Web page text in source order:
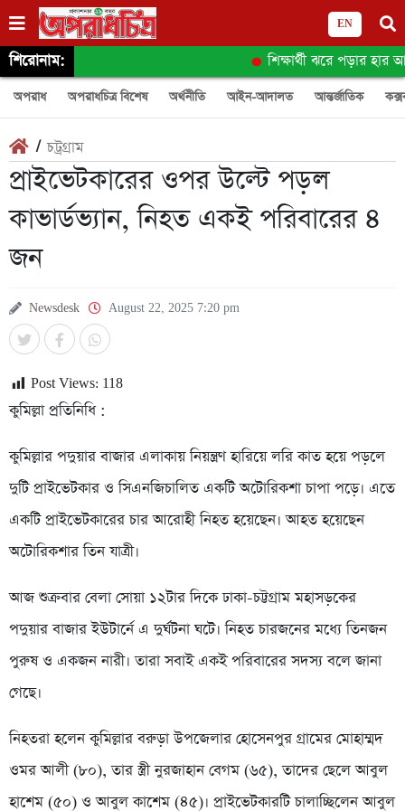
EN
শিরোনাম: শিক্ষার্থী ঝরে পড়ার হার
অপরাধ অপরাধচিত্র বিশেষ অর্থনীতি আইন-আদালত আন্তর্জাতিক
/চট্রগ্রাম
প্রাইভেটকারের ওপর উল্টে পড়ল
কাভার্ডভ্যান, নিহত একই পরিবারের ৪
জন
Newsdesk August 22, 2025 7:20 pm
Post Views: 118
কুমিল্লা প্রতিনিধি :
কুমিল্লার পদুয়ার বাজার এলাকায় নিয়ন্ত্রণ হারিয়ে লরি কাত হয়ে পড়লে
দুটি প্রাইভেটকার ও সিএনজিচালিত একটি অটোরিকশা চাপা পড়ে। এতে
একটি প্রাইভেটকারের চার আরোহী নিহত হয়েছেন। আহত হয়েছেন
অটোরিকশার তিন যাত্রী।
আজ শুক্রবার বেলা সোয়া ১২টার দিকে ঢাকা-চট্টগ্রাম মহাসড়কের
পদুয়ার বাজার ইউটার্নে এ দুর্ঘটনা ঘটে। নিহত চারজনের মধ্যে তিনজন
পুরুষ ও একজন নারী। তারা সবাই একই পরিবারের সদস্য বলে জানা
গেছে।
নিহতরা হলেন কুমিল্লার বরুড়া উপজেলার হোসেনপুর গ্রামের মোহাম্মদ
ওমর আলী (৮০), তার স্ত্রী নুরজাহান বেগম (৬৫), তাদের ছেলে আবুল
হাশেম (৫০) ও আবুল কাশেম (৪৫)। প্রাইভেটকারটি চালাচ্ছিলেন আবুল